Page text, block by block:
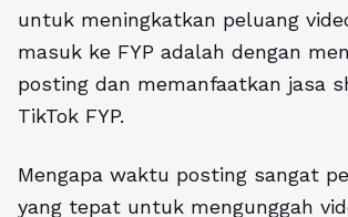
untuk meningkatkan peluang
masuk ke FYP adalah dengan
posting dan memanfaatkan jasa
TikTok FYP.
Mengapa waktu posting sangat
yang tepat untuk mengunggah